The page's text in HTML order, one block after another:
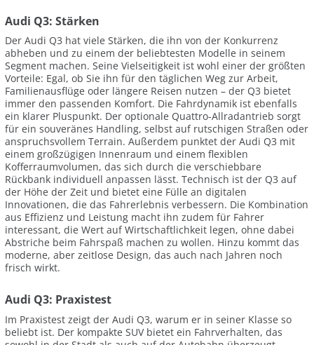
Audi Q3: Stärken
Der Audi Q3 hat viele Stärken, die ihn von der Konkurrenz
abheben und zu einem der beliebtesten Modelle in seinem
Segment machen. Seine Vielseitigkeit ist wohl einer der größten
Vorteile: Egal, ob Sie ihn für den täglichen Weg zur Arbeit,
Familienausflüge oder längere Reisen nutzen – der Q3 bietet
immer den passenden Komfort. Die Fahrdynamik ist ebenfalls
ein klarer Pluspunkt. Der optionale Quattro-Allradantrieb sorgt
für ein souveränes Handling, selbst auf rutschigen Straßen oder
anspruchsvollem Terrain. Außerdem punktet der Audi Q3 mit
einem großzügigen Innenraum und einem flexiblen
Kofferraumvolumen, das sich durch die verschiebbare
Rückbank individuell anpassen lässt. Technisch ist der Q3 auf
der Höhe der Zeit und bietet eine Fülle an digitalen
Innovationen, die das Fahrerlebnis verbessern. Die Kombination
aus Effizienz und Leistung macht ihn zudem für Fahrer
interessant, die Wert auf Wirtschaftlichkeit legen, ohne dabei
Abstriche beim Fahrspaß machen zu wollen. Hinzu kommt das
moderne, aber zeitlose Design, das auch nach Jahren noch
frisch wirkt.
Audi Q3: Praxistest
Im Praxistest zeigt der Audi Q3, warum er in seiner Klasse so
beliebt ist. Der kompakte SUV bietet ein Fahrverhalten, das